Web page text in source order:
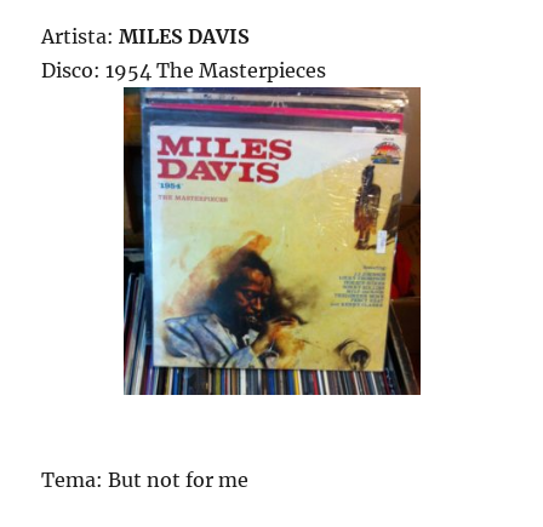
Artista:MILES DAVIS
Disco: 1954 The Masterpieces
Tema: But not for me